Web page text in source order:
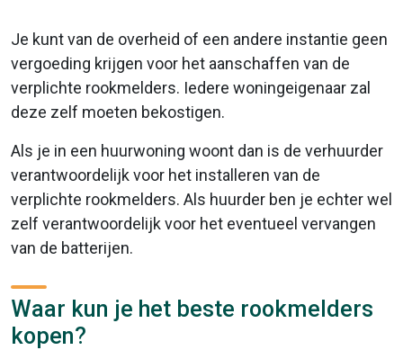
Je kunt van de overheid of een andere instantie geen
vergoeding krijgen voor het aanschaffen van de
verplichte rookmelders. Iedere woningeigenaar zal
deze zelf moeten bekostigen.
Als je in een huurwoning woont dan is de verhuurder
verantwoordelijk voor het installeren van de
verplichte rookmelders. Als huurder ben je echter wel
zelf verantwoordelijk voor het eventueel vervangen
van de batterijen.
Waar kun je het beste rookmelders
kopen?